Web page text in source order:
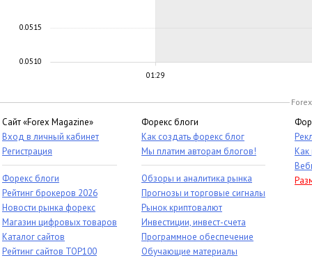
01:29
0.0510
0.0515
Сайт «Forex Magazine»
Вход в личный кабинет
Регистрация
Форекс блоги
Рейтинг брокеров 2026
Новости рынка форекс
Магазин цифровых товаров
Каталог сайтов
Рейтинг сайтов TOP100
Форекс блоги
Как создать форекс блог
Мы платим авторам блогов!
Обзоры и аналитика рынка
Прогнозы и торговые сигналы
Рынок криптовалют
Инвестиции, инвест-счета
Программное обеспечение
Обучающие материалы
Как